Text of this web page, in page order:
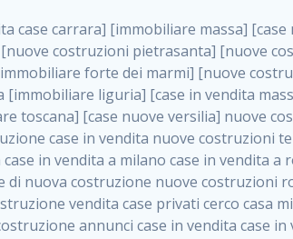
attico immobiliare roma vendita imprese edili bergamo impresa edile bologna case in vendita a classe appartamento nuovo nuove costruzioni pietralata case costruzione case in vendita roma sud nuove costruzioni residenziali a milano appartamenti nuova costruzione milano case in vendita boccea case in vendita morena nuove costruzioni vendita immobili privati, vendita case nuove a milano . comprare casa nuova costruzione case in vendita con leasing case in vendita ostia antica case nuova costruzione milano appartamenti nuovi milano case nuove roma nuove costruzioni bari edilizia convenzionata case in vendita a tortona villaggio prenestino case in vendita toscano immobiliare professione casa nuove costruzioni parma impresa costruzioni nuove case nuove costruzioni bergamo vendita immobili torino ville di nuova costruzione solo affitti appartamento nuovo in vendita appartamenti nuova costruzione roma case nuova costruzione roma, vendita case nuove a milano . nuove costruzioni a milano case in costruzione roma impresa di costruzioni grimaldi immobiliare costruzioni villetta nuova costruzione case in vendita da imprese edili cerco casa a acquisto casa in costruzione nuove costruzioni mare costruzioni immobiliari cantieri nuove costruzioni acquisto casa nuova costruzione nuove costruzioni padova comprare casa in costruzione impresa edile napoli nuove costruzioni pescara casa risorse immobiliari, vendita case nuove a milano . immobili in costruzione villette nuove villette nuove in vendita gabetti imprese edili verona nuove costruzioni milano sud nuovi immobili nuove costruzioni legnano, vendita case nuove a milano . cantieri nuove costruzioni milano villa nuova case vendita nuove costruzioni appartamenti in vendita nuovi immobili nuovi costruttori case imprese edili brescia nuovi appartamenti milano case in vendita selva nera casa nuova retecasa case nuova costruzione in vendita monolocale imprese edili firenze imprese edili padova frimm vendita case dragona nuove costruzioni vendita imprese edili parma imprese di costruzioni milano immobiliare toscano frimm immobiliare roma case case dal costruttore acquisto terreno agricolo imprese edili italiane roma vende casa case nuove a milano nuove costruzioni a roma imprese costruzioni roma cerco casa nuova immobili di nuova costruzione case in vendita castelverde roma impresa edile palermo rent to buy roma nuove costruzioni, vendita case nuove a milano . tempocasa case in vendita a riscatto nuove costruzioni varese nuove costruzioni bolzano vendita case in costruzione nuove costruzioni lecce cantiere milano costruire villa imprese edili treviso impresa edile catania case in vendita roma tiburtina vendita appartamenti nuova costruzione vendita immobili commerciali case nuove in vendita milano nuove costruzioni seregno cerca casa vendita cerco casa milano vendita nuove costruzioni milano ovest vendita case nuove milano imprese edili modena nuove costruzioni milano centro case in vendita aranova nuove abitazioni, vendita case nuove a milano ., vendita case nuove a milano . nuove costruzioni brescia nuove costruzioni como appartamenti nuovi in vendita a milano case in vendita bologna nuove costruzioni appartamenti in vendita milano nuova costruzione imprese edili como morena nuove costruzioni nuove costruzioni case vendita appartamenti nuovi nuove costruzioni salerno eurekasa villette in costruzione bilocali nuovi case nuove in vendita a roma case in vendita con permuta nuove costruzioni trento impresa edile varese imprese costruzioni milano imprese edili venezia case in vendita prenestina imprese edili spa nuove costruzioni gallarate roma nuove costruzioni case in nuova costruzione nuovi case nuove in vendita a milano nuove costruzioni loano nuovi cantieri milano imprese edili novara case in vendita roma est imprese di costruzioni roma appartamenti in costruzione milano nuovi cantieri cerco casa vendita milano nuove costruzioni brugherio vendita case da imprese edili imprese edili udine nuove costruzioni direttamente dal costruttore imprese edili vicenza case in vendita a loano nuova costruzione nuove villette prezzi case nuove case in vendita in costruzione compravendita terreno agricolo cantiere, vendita case nuove a milano . case in vendita milano navigli costruzione